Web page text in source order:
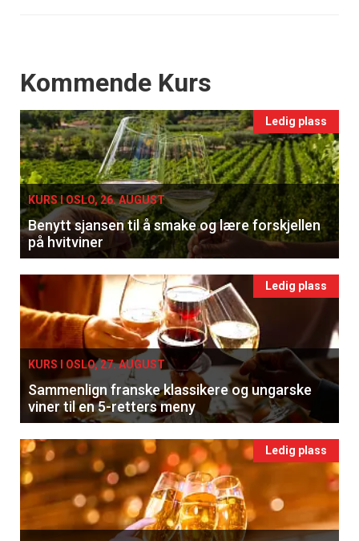
Events
Kommende Kurs
Ledig plass
KURS I OSLO, 26. AUGUST
Benytt sjansen til å smake og lære forskjellen
på hvitviner
Ledig plass
KURS I OSLO, 27. AUGUST
Sammenlign franske klassikere og ungarske
viner til en 5-retters meny
Ledig plass